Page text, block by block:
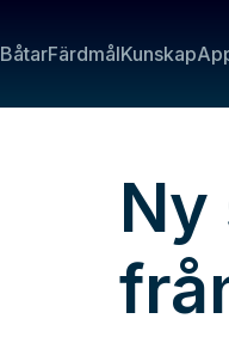
BåtarFärdmålKunskap